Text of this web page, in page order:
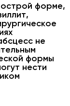
острой форме,
не
формы
нести